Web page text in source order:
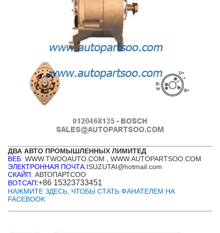
ДВА АВТО ПРОМЫШЛЕННЫХ ЛИМИТЕД
ВЕБ: WWW.TWOOAUTO.COM , WWW.AUTOPARTSOO.COM
ЭЛЕКТРОННАЯ ПОЧТА:ISUZUTAI@hotmail.com
СКАЙП: АВТОПАРТСОО
ВОТСАП:+86 15323733451
НАЖМИТЕ ЗДЕСЬ, ЧТОБЫ СТАТЬ ФАНАТЕЛЕМ НА
FACEBOOK